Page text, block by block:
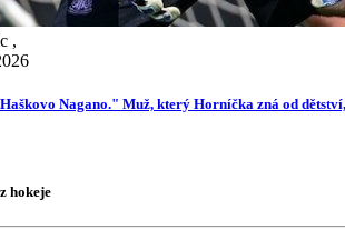
,
Nagano." Muž, který Horníčka zná od
hokeje